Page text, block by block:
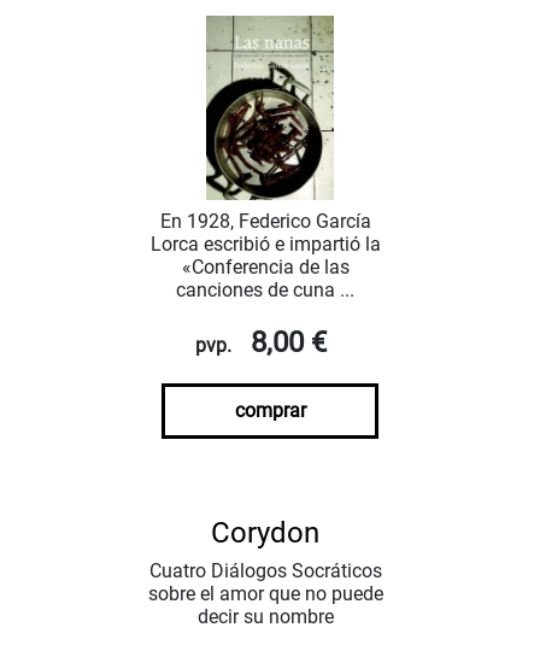
En 1928, Federico García
Lorca escribió e impartió la
«Conferencia de las
canciones de cuna ...
pvp. 8,00 €
comprar
Corydon
Cuatro Diálogos Socráticos
sobre el amor que no puede
decir su nombre